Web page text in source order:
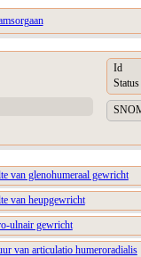
Id
Status
van glenohumeraal gewricht
van heupgewricht
ulnair gewricht
van articulatio humeroradialis